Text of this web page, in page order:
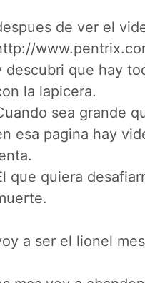
de ver el
descubri que hay
la lapicera.
sea grande
esa pagina hay
que quiera
a ser el lionel